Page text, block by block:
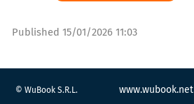
Published 15/01/2026 11:03
© WuBook S.R.L. www.wubook.net